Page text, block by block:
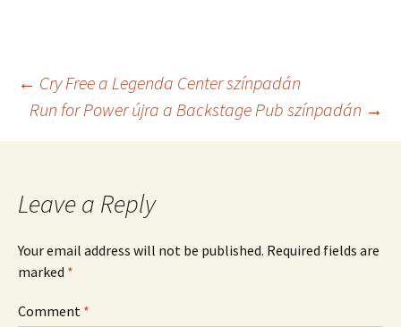
Post
navigation
← Cry Free a Legenda Center színpadán
Run for Power újra a Backstage Pub színpadán →
Leave a Reply
Your email address will not be published. Required fields are
marked *
Comment *